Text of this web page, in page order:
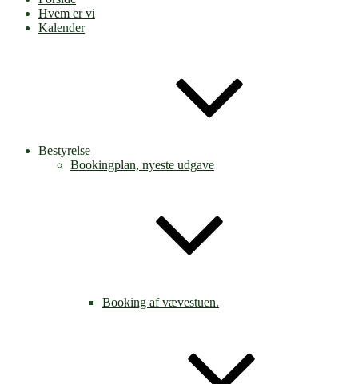
Hvem er vi
Kalender
Bestyrelse
Bookingplan, nyeste udgave
Booking af vævestuen.